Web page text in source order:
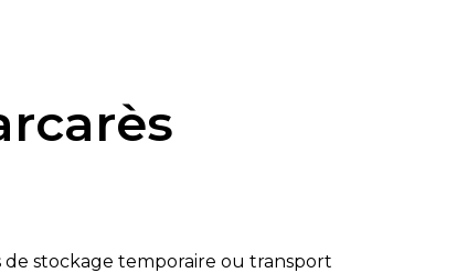
de stockage temporaire ou transport